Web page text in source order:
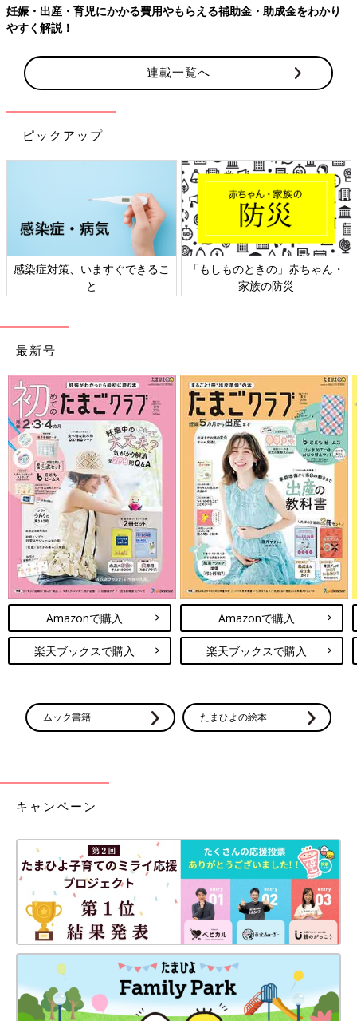
【ワクチン接種できるものも】妊婦の感染症対策、知っておいて！
連載一覧へ
ピックアップ
日本外来小児科学会リーフレッ
ト検討会
六星占術 細木かおりさんの人生
相談
最新号
Amazonで購入
楽天ブックスで購入
Amazonで購入
楽天ブックスで購入
ムック書籍 たまひよの絵本
キャンペーン